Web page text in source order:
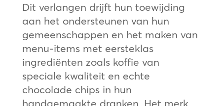
Dit verlangen drijft hun toewijding
aan het ondersteunen van hun
gemeenschappen en het maken van
menu-items met eersteklas
ingrediënten zoals koffie van
speciale kwaliteit en echte
chocolade chips in hun
handgemaakte dranken. Het merk,